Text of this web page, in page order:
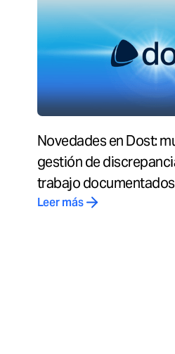
Novedades en Dost:
gestión de
trabajo documentados
Leer más